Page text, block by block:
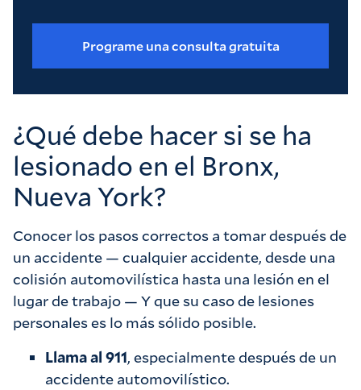
Programe una consulta gratuita
¿Qué debe hacer si se ha
lesionado en el Bronx,
Nueva York?
Conocer los pasos correctos a tomar después de
un accidente — cualquier accidente, desde una
colisión automovilística hasta una lesión en el
lugar de trabajo — Y que su caso de lesiones
personales es lo más sólido posible.
Llama al 911, especialmente después de un
accidente automovilístico.